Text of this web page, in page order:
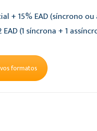
+ 15% EAD (síncrono ou
(1 síncrona + 1
formatos